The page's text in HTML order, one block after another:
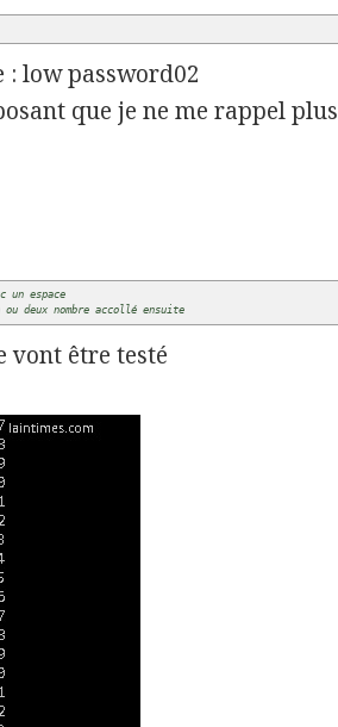
: low password02
que je ne me rappel plus
un espace
deux nombre accollé ensuite
vont être testé